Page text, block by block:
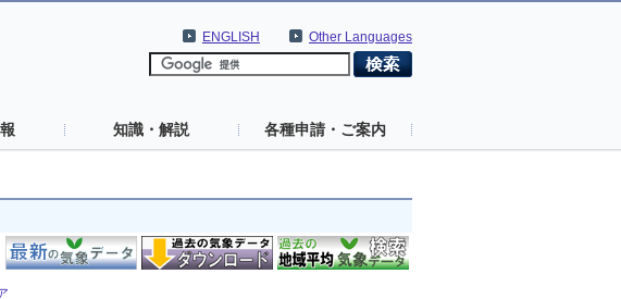
Other Languages
ENGLISH
知識・解説 各種申請・ご案内